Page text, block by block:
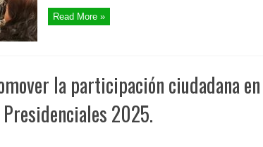
Read More »
la participación ciudadana en
2025.